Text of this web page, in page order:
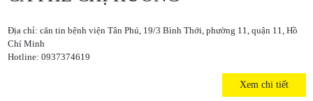
Địa chỉ: căn tin bệnh viện Tân Phú, 19/3 Bình Thới, phường 11, quận 11, Hồ
Chí Minh
Hotline: 0937374619
Xem chi tiết